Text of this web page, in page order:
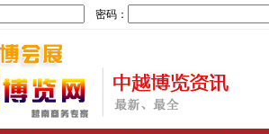
密码：